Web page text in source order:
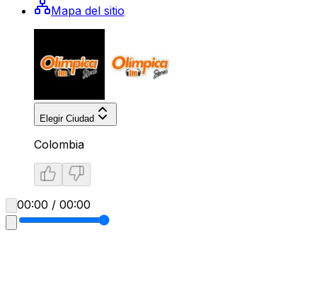
Mapa del sitio
Elegir Ciudad
Colombia
00:00 / 00:00